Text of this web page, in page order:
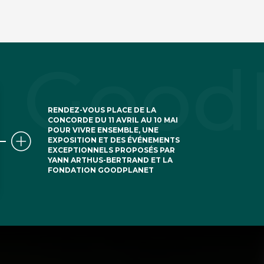
RENDEZ-VOUS PLACE DE LA
CONCORDE DU 11 AVRIL AU 10 MAI
POUR VIVRE ENSEMBLE, UNE
EXPOSITION ET DES ÉVÉNEMENTS
EXCEPTIONNELS PROPOSÉS PAR
YANN ARTHUS-BERTRAND ET LA
FONDATION GOODPLANET